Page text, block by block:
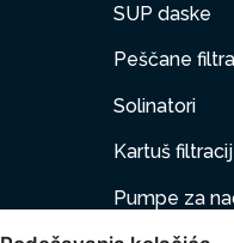
SUP daske
Peščane
Solinatori
Kartuš
Pumpe za